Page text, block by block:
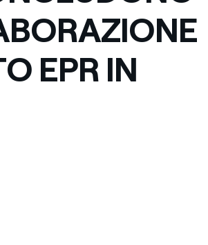
Iberia
Italia
EPR IN